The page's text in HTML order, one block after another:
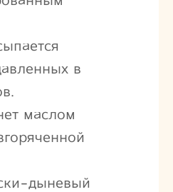
в
маслом
дыневый